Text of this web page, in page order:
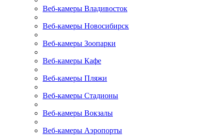
Веб-камеры Владивосток
Веб-камеры Новосибирск
Веб-камеры Зоопарки
Веб-камеры Кафе
Веб-камеры Пляжи
Веб-камеры Стадионы
Веб-камеры Вокзалы
Веб-камеры Аэропорты